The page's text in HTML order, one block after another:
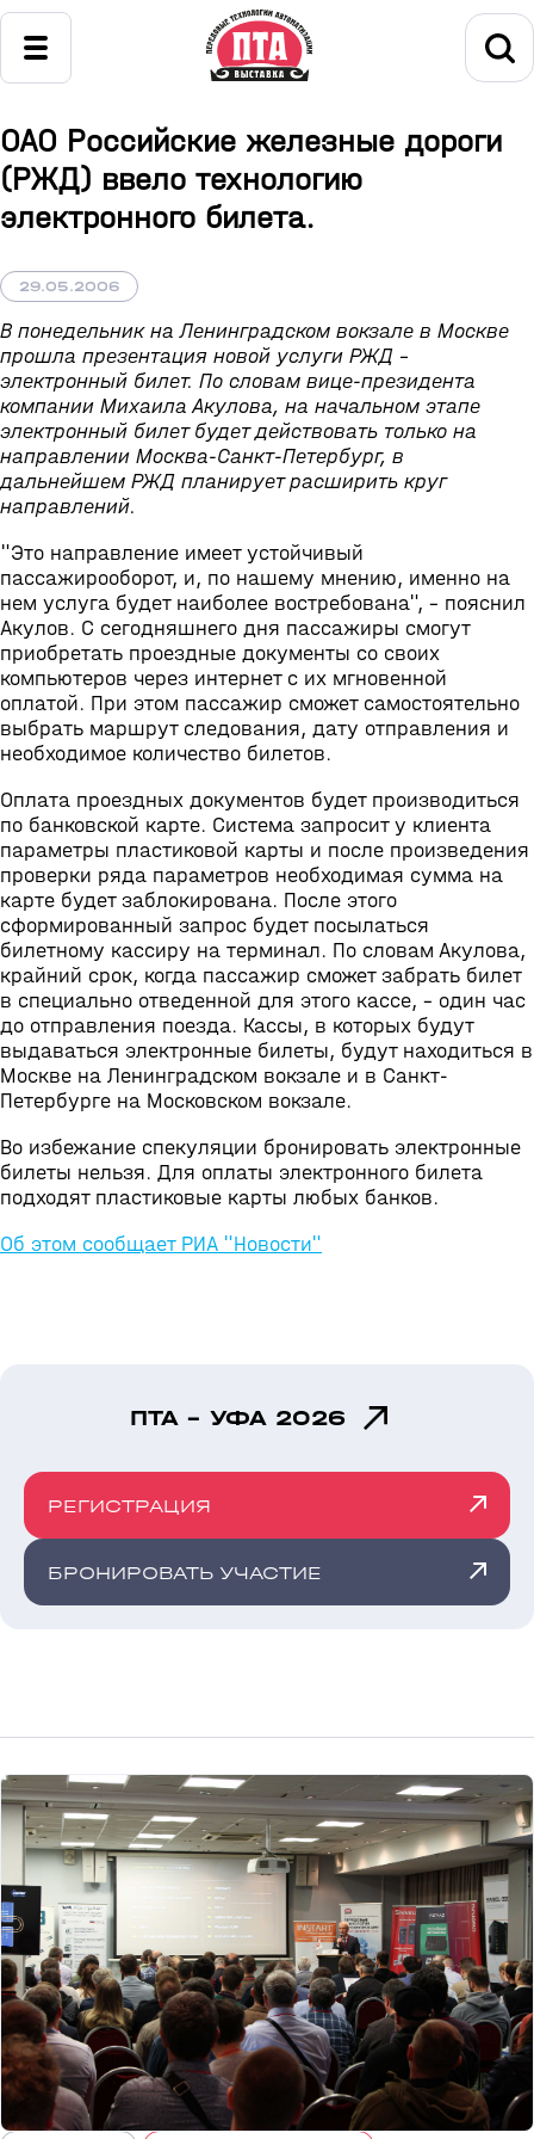
ОАО Российские железные дороги
(РЖД) ввело технологию
электронного билета.
29.05.2006
В понедельник на Ленинградском вокзале в Москве
прошла презентация новой услуги РЖД -
электронный билет. По словам вице-президента
компании Михаила Акулова, на начальном этапе
электронный билет будет действовать только на
направлении Москва-Санкт-Петербург, в
дальнейшем РЖД планирует расширить круг
направлений.
"Это направление имеет устойчивый
пассажирооборот, и, по нашему мнению, именно на
нем услуга будет наиболее востребована", - пояснил
Акулов. С сегодняшнего дня пассажиры смогут
приобретать проездные документы со своих
компьютеров через интернет с их мгновенной
оплатой. При этом пассажир сможет самостоятельно
выбрать маршрут следования, дату отправления и
необходимое количество билетов.
Оплата проездных документов будет производиться
по банковской карте. Система запросит у клиента
параметры пластиковой карты и после произведения
проверки ряда параметров необходимая сумма на
карте будет заблокирована. После этого
сформированный запрос будет посылаться
билетному кассиру на терминал. По словам Акулова,
крайний срок, когда пассажир сможет забрать билет
в специально отведенной для этого кассе, - один час
до отправления поезда. Кассы, в которых будут
выдаваться электронные билеты, будут находиться в
Москве на Ленинградском вокзале и в Санкт-
Петербурге на Московском вокзале.
Во избежание спекуляции бронировать электронные
билеты нельзя. Для оплаты электронного билета
подходят пластиковые карты любых банков.
Об этом сообщает РИА "Новости"
ПТА - УФА 2026
РЕГИСТРАЦИЯ
БРОНИРОВАТЬ УЧАСТИЕ